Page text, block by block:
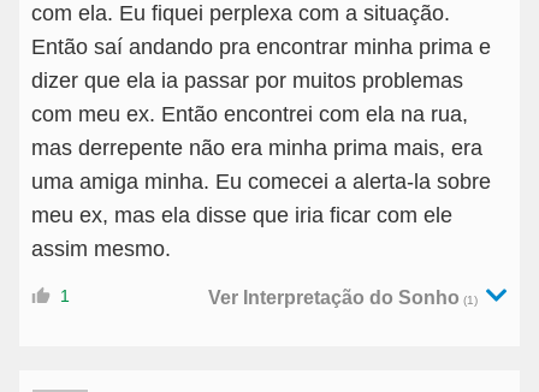
com ela. Eu fiquei perplexa com a situação.
Então saí andando pra encontrar minha prima e
dizer que ela ia passar por muitos problemas
com meu ex. Então encontrei com ela na rua,
mas derrepente não era minha prima mais, era
uma amiga minha. Eu comecei a alerta-la sobre
meu ex, mas ela disse que iria ficar com ele
assim mesmo.
1 Ver Interpretação do Sonho (1)